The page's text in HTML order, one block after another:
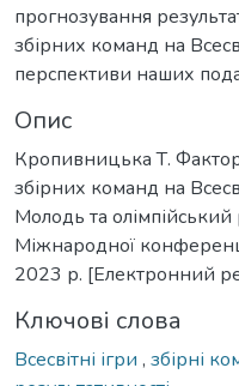
прогнозування
збірних команд на
перспективи наших
Опис
Кропивницька Т.
збірних команд на
Молодь та
Міжнародної
2023 р. [Електронний
Ключові слова
Всесвітні ігри , збірні